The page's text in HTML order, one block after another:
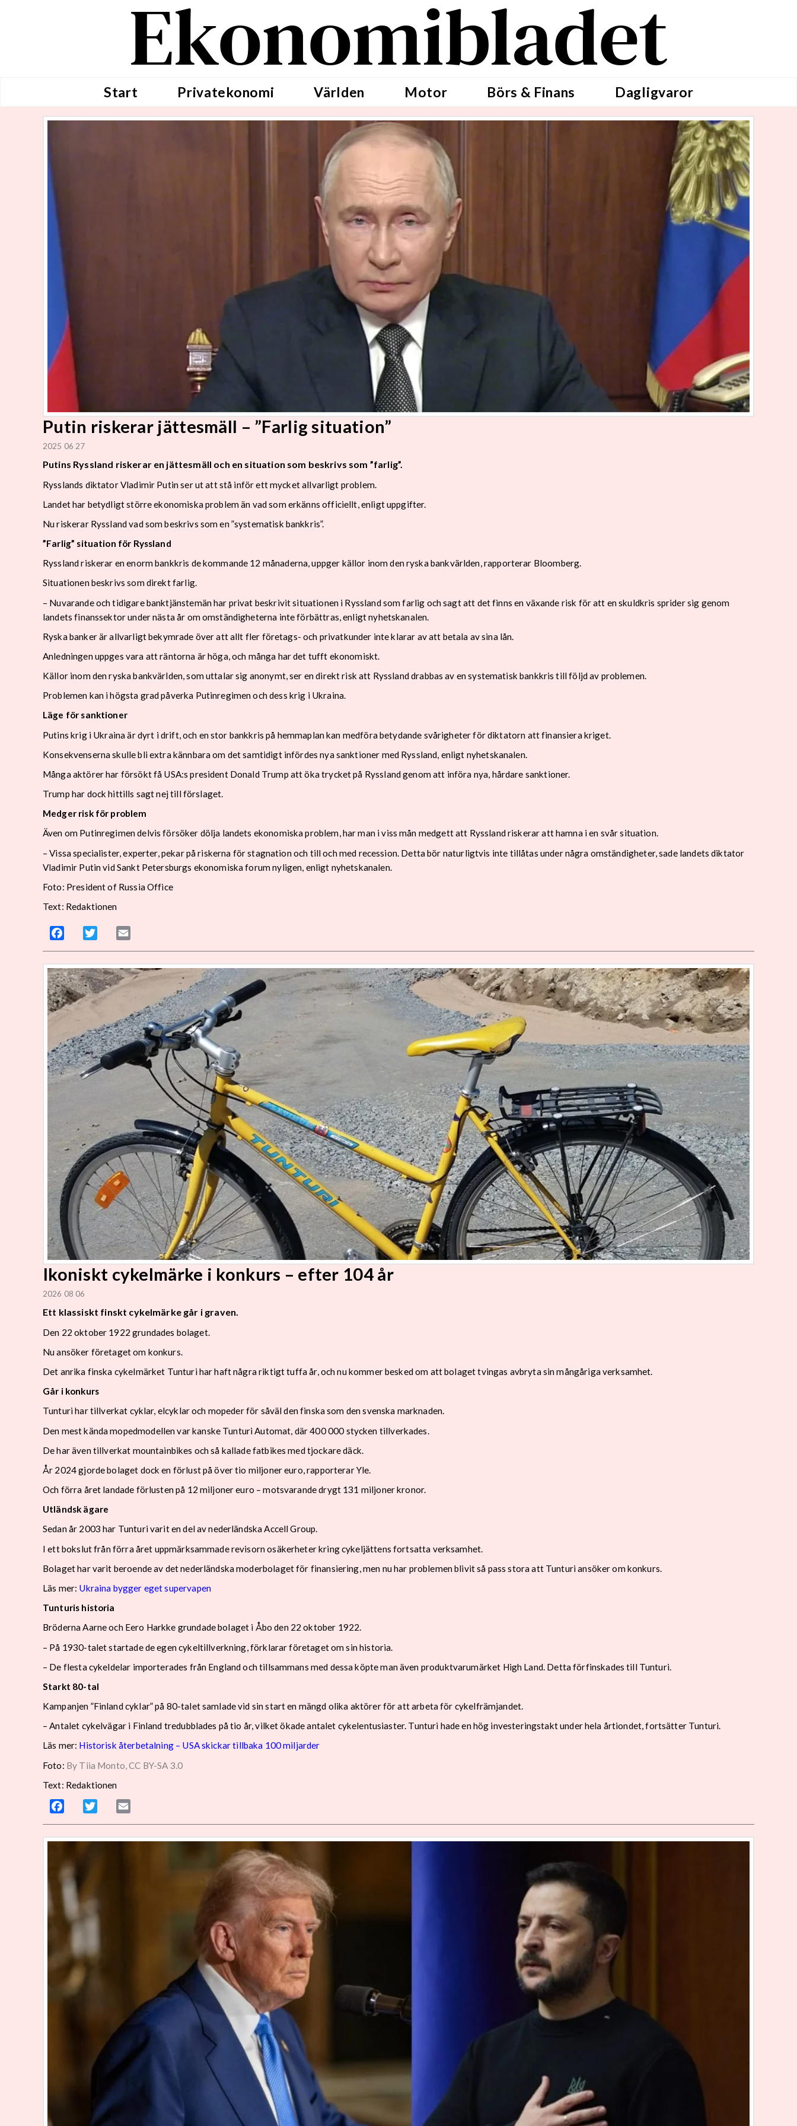
Ekonomibladet
Start Privatekonomi Världen Motor Börs & Finans Dagligvaror
Putin riskerar jättesmäll – ”Farlig situation”
2025 06 27
Putins Ryssland riskerar en jättesmäll och en situation som beskrivs som ”farlig”.
Rysslands diktator Vladimir Putin ser ut att stå inför ett mycket allvarligt problem.
Landet har betydligt större ekonomiska problem än vad som erkänns officiellt, enligt uppgifter.
Nu riskerar Ryssland vad som beskrivs som en ”systematisk bankkris”.
”Farlig” situation för Ryssland
Ryssland riskerar en enorm bankkris de kommande 12 månaderna, uppger källor inom den ryska bankvärlden, rapporterar Bloomberg.
Situationen beskrivs som direkt farlig.
– Nuvarande och tidigare banktjänstemän har privat beskrivit situationen i Ryssland som farlig och sagt att det finns en växande risk för att en skuldkris sprider sig genom
landets finanssektor under nästa år om omständigheterna inte förbättras, enligt nyhetskanalen.
Ryska banker är allvarligt bekymrade över att allt fler företags- och privatkunder inte klarar av att betala av sina lån.
Anledningen uppges vara att räntorna är höga, och många har det tufft ekonomiskt.
Källor inom den ryska bankvärlden, som uttalar sig anonymt, ser en direkt risk att Ryssland drabbas av en systematisk bankkris till följd av problemen.
Problemen kan i högsta grad påverka Putinregimen och dess krig i Ukraina.
Läge för sanktioner
Putins krig i Ukraina är dyrt i drift, och en stor bankkris på hemmaplan kan medföra betydande svårigheter för diktatorn att finansiera kriget.
Konsekvenserna skulle bli extra kännbara om det samtidigt infördes nya sanktioner med Ryssland, enligt nyhetskanalen.
Många aktörer har försökt få USA:s president Donald Trump att öka trycket på Ryssland genom att införa nya, hårdare sanktioner.
Trump har dock hittills sagt nej till förslaget.
Medger risk för problem
Även om Putinregimen delvis försöker dölja landets ekonomiska problem, har man i viss mån medgett att Ryssland riskerar att hamna i en svår situation.
– Vissa specialister, experter, pekar på riskerna för stagnation och till och med recession. Detta bör naturligtvis inte tillåtas under några omständigheter, sade landets diktator
Vladimir Putin vid Sankt Petersburgs ekonomiska forum nyligen, enligt nyhetskanalen.
Foto: President of Russia Office
Text: Redaktionen
Facebook Twitter
Ikoniskt cykelmärke i konkurs – efter 104 år
2026 08 06
Ett klassiskt finskt cykelmärke går i graven.
Den 22 oktober 1922 grundades bolaget.
Nu ansöker företaget om konkurs.
Det anrika finska cykelmärket Tunturi har haft några riktigt tuffa år, och nu kommer besked om att bolaget tvingas avbryta sin mångåriga verksamhet.
Går i konkurs
Tunturi har tillverkat cyklar, elcyklar och mopeder för såväl den finska som den svenska marknaden.
Den mest kända mopedmodellen var kanske Tunturi Automat, där 400 000 stycken tillverkades.
De har även tillverkat mountainbikes och så kallade fatbikes med tjockare däck.
År 2024 gjorde bolaget dock en förlust på över tio miljoner euro, rapporterar Yle.
Och förra året landade förlusten på 12 miljoner euro – motsvarande drygt 131 miljoner kronor.
Utländsk ägare
Sedan år 2003 har Tunturi varit en del av nederländska Accell Group.
I ett bokslut från förra året uppmärksammade revisorn osäkerheter kring cykeljättens fortsatta verksamhet.
Bolaget har varit beroende av det nederländska moderbolaget för finansiering, men nu har problemen blivit så pass stora att Tunturi ansöker om konkurs.
Läs mer: Ukraina bygger eget supervapen
Tunturis historia
Bröderna Aarne och Eero Harkke grundade bolaget i Åbo den 22 oktober 1922.
– På 1930-talet startade de egen cykeltillverkning, förklarar företaget om sin historia.
– De flesta cykeldelar importerades från England och tillsammans med dessa köpte man även produktvarumärket High Land. Detta förfinskades till Tunturi.
Starkt 80-tal
Kampanjen ”Finland cyklar” på 80-talet samlade vid sin start en mängd olika aktörer för att arbeta för cykelfrämjandet.
– Antalet cykelvägar i Finland tredubblades på tio år, vilket ökade antalet cykelentusiaster. Tunturi hade en hög investeringstakt under hela årtiondet, fortsätter Tunturi.
Läs mer: Historisk återbetalning – USA skickar tillbaka 100 miljarder
Foto: By Tiia Monto, CC BY-SA 3.0
Text: Redaktionen
Facebook Twitter